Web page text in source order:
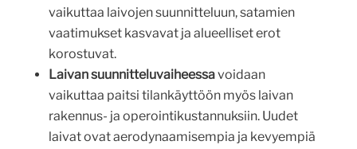
vaikuttaa laivojen suunnitteluun, satamien
vaatimukset kasvavat ja alueelliset erot
korostuvat.
Laivan suunnitteluvaiheessavoidaan
vaikuttaa paitsi tilankäyttöön myös laivan
rakennus- ja operointikustannuksiin. Uudet
laivat ovat aerodynaamisempia ja kevyempiä